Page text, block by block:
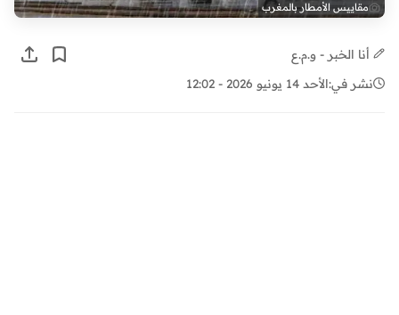
مقاييس الأمطار بالمغرب
أنا الخبر - و.م.ع
نشر في:الأحد 14 يونيو 2026 - 12:02